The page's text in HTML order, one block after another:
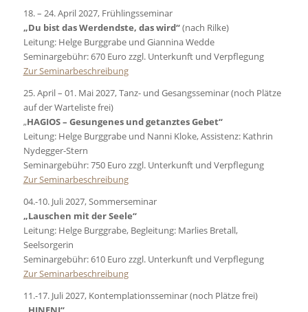
18. – 24. April 2027, Frühlingsseminar
„Du bist das Werdendste, das wird“(nach Rilke)
Leitung: Helge Burggrabe und Giannina Wedde
Seminargebühr: 670 Euro zzgl. Unterkunft und Verpflegung
Zur Seminarbeschreibung
25. April – 01. Mai 2027, Tanz- und Gesangsseminar (noch Plätze
auf der Warteliste frei)
„HAGIOS – Gesungenes und getanztes Gebet“
Leitung: Helge Burggrabe und Nanni Kloke, Assistenz: Kathrin
Nydegger-Stern
Seminargebühr: 750 Euro zzgl. Unterkunft und Verpflegung
Zur Seminarbeschreibung
04.-10. Juli 2027, Sommerseminar
„Lauschen mit der Seele“
Leitung: Helge Burggrabe, Begleitung: Marlies Bretall,
Seelsorgerin
Seminargebühr: 610 Euro zzgl. Unterkunft und Verpflegung
Zur Seminarbeschreibung
11.-17. Juli 2027, Kontemplationsseminar (noch Plätze frei)